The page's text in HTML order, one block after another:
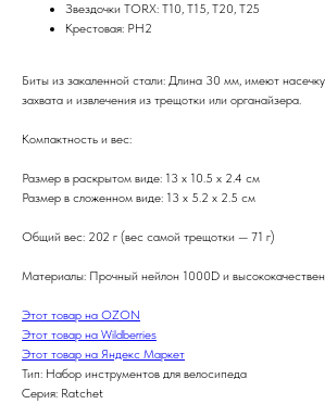
Звездочки TORX: T10, T15, T20, T25
Крестовая: PH2
Биты из закаленной стали: Длина 30 мм, имеют
захвата и извлечения из трещотки или органайзера.
Компактность и вес:
Размер в раскрытом виде: 13 x 10.5 x 2.4 см
Размер в сложенном виде: 13 x 5.2 x 2.5 см
Общий вес: 202 г (вес самой трещотки — 71 г)
Материалы: Прочный нейлон 1000D и
Этот товар на OZON
Этот товар на Wildberries
Этот товар на Яндекс Маркет
Тип: Набор инструментов для велосипеда
Серия: Ratchet